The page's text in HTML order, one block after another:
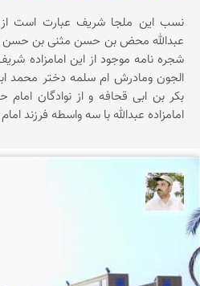
نسب این ملجا شریف عبارت است
عبدالله محض بن حسن مثنی بن حسن
شجره نامه موجود از این امامزاده
الجون ومادرش ام سلمه دختر محمد
بکر بن ابی قحافه و از نوادگان
امامزاده عبدالله با سه واسطه